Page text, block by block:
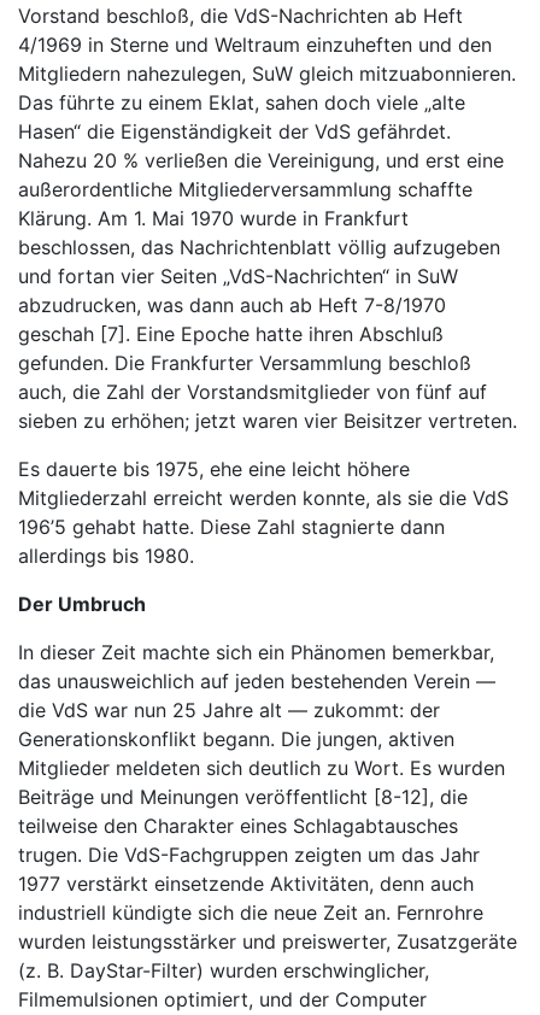
Vorstand beschloß, die VdS-Nachrichten ab Heft
4/1969 in Sterne und Weltraum einzuheften und den
Mitgliedern nahezulegen, SuW gleich mitzuabonnieren.
Das führte zu einem Eklat, sahen doch viele „alte
Hasen“ die Eigenständigkeit der VdS gefährdet.
Nahezu 20 % verließen die Vereinigung, und erst eine
außerordentliche Mitgliederversammlung schaffte
Klärung. Am 1. Mai 1970 wurde in Frankfurt
beschlossen, das Nachrichtenblatt völlig aufzugeben
und fortan vier Seiten „VdS-Nachrichten“ in SuW
abzudrucken, was dann auch ab Heft 7-8/1970
geschah [7]. Eine Epoche hatte ihren Abschluß
gefunden. Die Frankfurter Versammlung beschloß
auch, die Zahl der Vorstandsmitglieder von fünf auf
sieben zu erhöhen; jetzt waren vier Beisitzer vertreten.
Es dauerte bis 1975, ehe eine leicht höhere
Mitgliederzahl erreicht werden konnte, als sie die VdS
196’5 gehabt hatte. Diese Zahl stagnierte dann
allerdings bis 1980.
Der Umbruch
In dieser Zeit machte sich ein Phänomen bemerkbar,
das unausweichlich auf jeden bestehenden Verein —
die VdS war nun 25 Jahre alt — zukommt: der
Generationskonflikt begann. Die jungen, aktiven
Mitglieder meldeten sich deutlich zu Wort. Es wurden
Beiträge und Meinungen veröffentlicht [8-12], die
teilweise den Charakter eines Schlagabtausches
trugen. Die VdS-Fachgruppen zeigten um das Jahr
1977 verstärkt einsetzende Aktivitäten, denn auch
industriell kündigte sich die neue Zeit an. Fernrohre
wurden leistungsstärker und preiswerter, Zusatzgeräte
(z. B. DayStar-Filter) wurden erschwinglicher,
Filmemulsionen optimiert, und der Computer